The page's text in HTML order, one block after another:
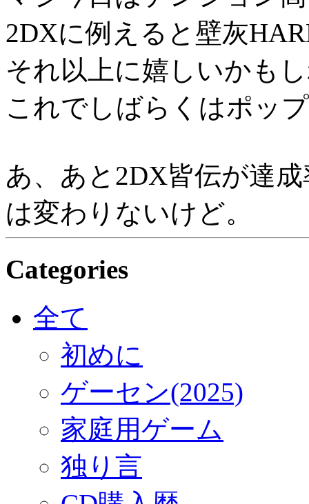
2DXに例えると壁灰
それ以上に嬉しいかも
これでしばらくはポッ
あ、あと2DX皆伝が達
は変わりないけど。
Categories
全て
初めに
ゲーセン(2025)
家庭用ゲーム
独り言